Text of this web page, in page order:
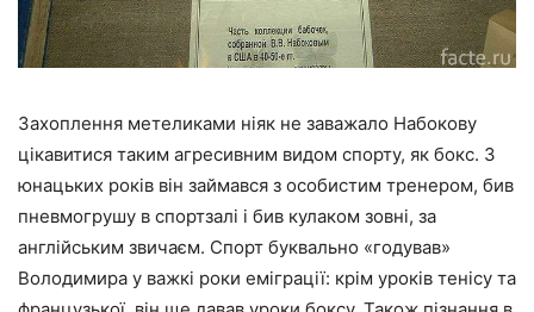
Захоплення метеликами ніяк не заважало Набокову
цікавитися таким агресивним видом спорту, як бокс. З
юнацьких років він займався з особистим тренером, бив
пневмогрушу в спортзалі і бив кулаком зовні, за
англійським звичаєм. Спорт буквально «годував»
Володимира у важкі роки еміграції: крім уроків тенісу та